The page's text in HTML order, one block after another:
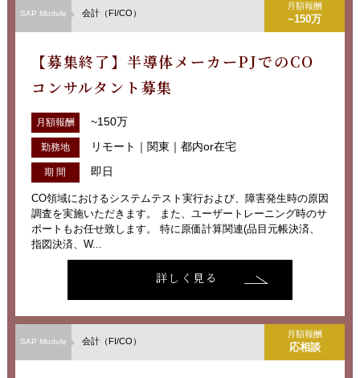
SAP Module 会計（FI/CO）
月額報酬
~150万
【募集終了】半導体メーカーPJでのCO
コンサルタント募集
月額報酬 ~150万
勤務地 リモート｜関東｜都内or在宅
期 間 即日
CO領域におけるシステムテスト実行および、障害発生時の原因
調査を実施いただきます。 また、ユーザートレーニング時のサ
ポートもお任せ致します。 特に原価計算関連(品目元帳決済、
指図決済、W...
詳しく見る
SAP Module 会計（FI/CO）
月額報酬
応相談